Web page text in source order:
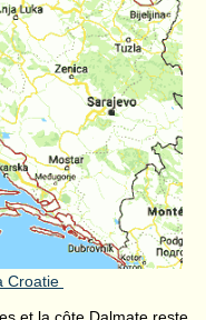
Croatie
et la côte Dalmate reste